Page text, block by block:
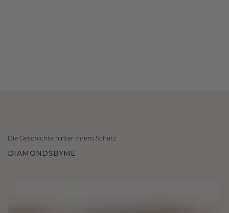
Die Geschichte hinter Ihrem Schatz
DIAMONDSBYME